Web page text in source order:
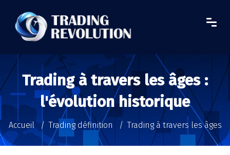
Trading à travers les âges :
l'évolution historique
Accueil Trading définition Trading à travers les âges